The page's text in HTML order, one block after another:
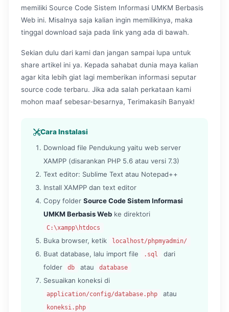
memiliki Source Code Sistem Informasi UMKM Berbasis
Web ini. Misalnya saja kalian ingin memilikinya, maka
tinggal download saja pada link yang ada di bawah.
Sekian dulu dari kami dan jangan sampai lupa untuk
share artikel ini ya. Kepada sahabat dunia maya kalian
agar kita lebih giat lagi memberikan informasi seputar
source code terbaru. Jika ada salah perkataan kami
mohon maaf sebesar-besarnya, Terimakasih Banyak!
Cara Instalasi
Download file Pendukung yaitu web server
XAMPP (disarankan PHP 5.6 atau versi 7.3)
Text editor: Sublime Text atau Notepad++
Install XAMPP dan text editor
Copy folder Source Code Sistem Informasi
UMKM Berbasis Web ke direktori
C:\xampp\htdocs
Buka browser, ketik localhost/phpmyadmin/
Buat database, lalu import file .sql
dari
folder
db atau database
Sesuaikan koneksi di
application/config/database.php atau
koneksi.php